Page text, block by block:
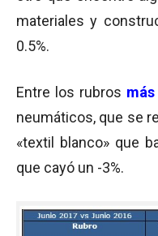
materiales y
0.5%.
Entre los rubros
neumáticos, que se
«textil blanco» que
que cayó un -3%.